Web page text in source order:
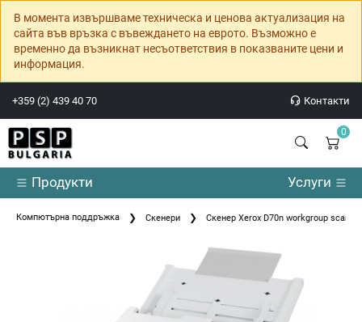
В момента извършваме техническа и ценова актуализация на
сайта във връзка с въвеждането на еврото. Възможно е
временно да възникнат несъответствия в показваните цени и
информация.
+359 (2) 439 40 70 Контакти
0
Продукти Услуги
Компютърна поддръжка Скенери Скенер Xerox D70n workgroup